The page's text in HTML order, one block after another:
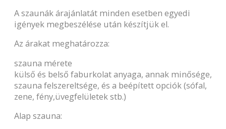
A szaunák árajánlatát minden esetben egyedi
igények megbeszélése után készítjük el.
Az árakat meghatározza:
szauna mérete
külső és belső faburkolat anyaga, annak minősége,
szauna felszereltsége, és a beépített opciók (sófal,
zene, fény,üvegfelületek stb.)
Alap szauna: